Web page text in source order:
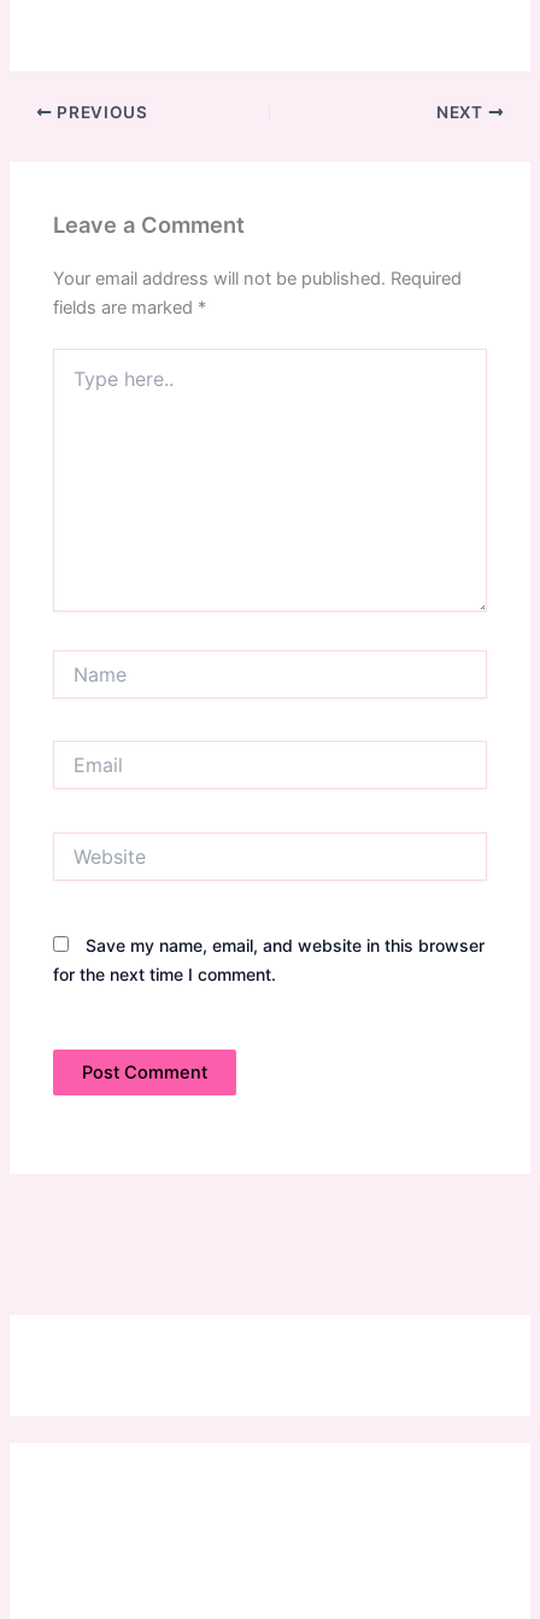
PREVIOUS NEXT
Leave a Comment
Your email address will not be published. Required
fields are marked *
here..
Save my name, email, and website in this browser
for the next time I comment.